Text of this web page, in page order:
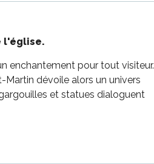
l'église.
enchantement pour tout visiteur.
dévoile alors un univers
et statues dialoguent